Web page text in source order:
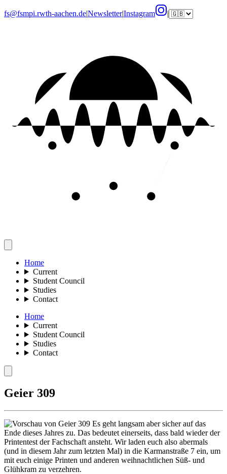
fs@fsmpi.rwth-aachen.de|Newsletter|Instagram |
Home
Current
Student Council
Studies
Contact
Home
Current
Student Council
Studies
Contact
Geier 309
Es geht langsam aber sicher auf das
Ende dieses Jahres zu. Das bedeutet einerseits, dass bald wieder der
Printentest der Fachschaft ansteht. Wir laden euch also abermals
(und in diesem Jahr zum letzten Mal) in die Karmanstraße 7 ein, um
mit euch einige Printen und anderen weihnachtlichen Süß- und
Glühkram zu verzehren.